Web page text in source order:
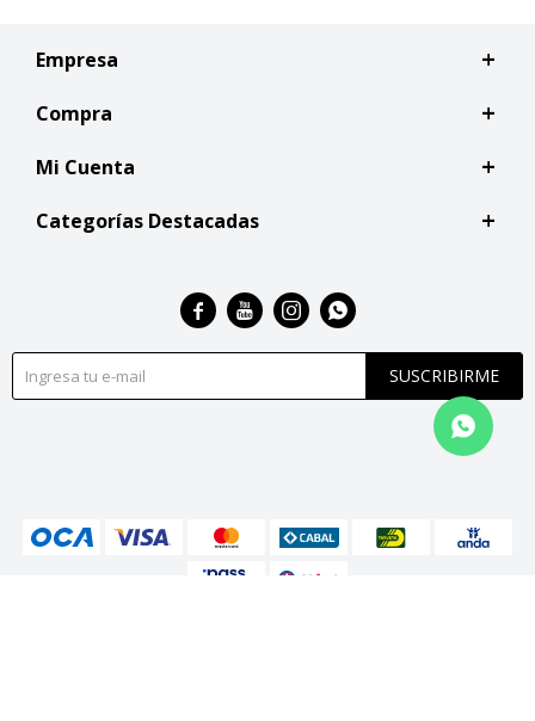
Empresa
Compra
Mi Cuenta
Categorías Destacadas
SUSCRIBIRME
   